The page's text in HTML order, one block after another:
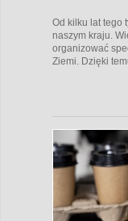
Od kilku lat tego
naszym kraju.
organizować
Ziemi. Dzięki